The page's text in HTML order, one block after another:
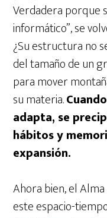
Verdadera porque
informático”, se
¿Su estructura no
del tamaño de un
para mover
su materia.
adapta, se
hábitos y
expansión.
Ahora bien, el
este espacio-